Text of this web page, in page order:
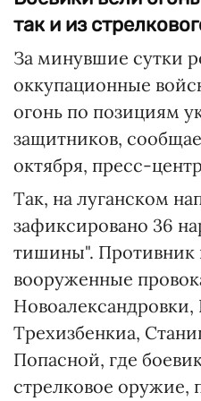
так и из
За минувшие сутки
оккупационные
огонь по позициям
защитников,
октября, пресс-
Так, на луганском
зафиксировано 36
тишины". Противник
вооруженные
Новоалександровки,
Трехизбенкиа,
Попасной, где
стрелковое оружие,